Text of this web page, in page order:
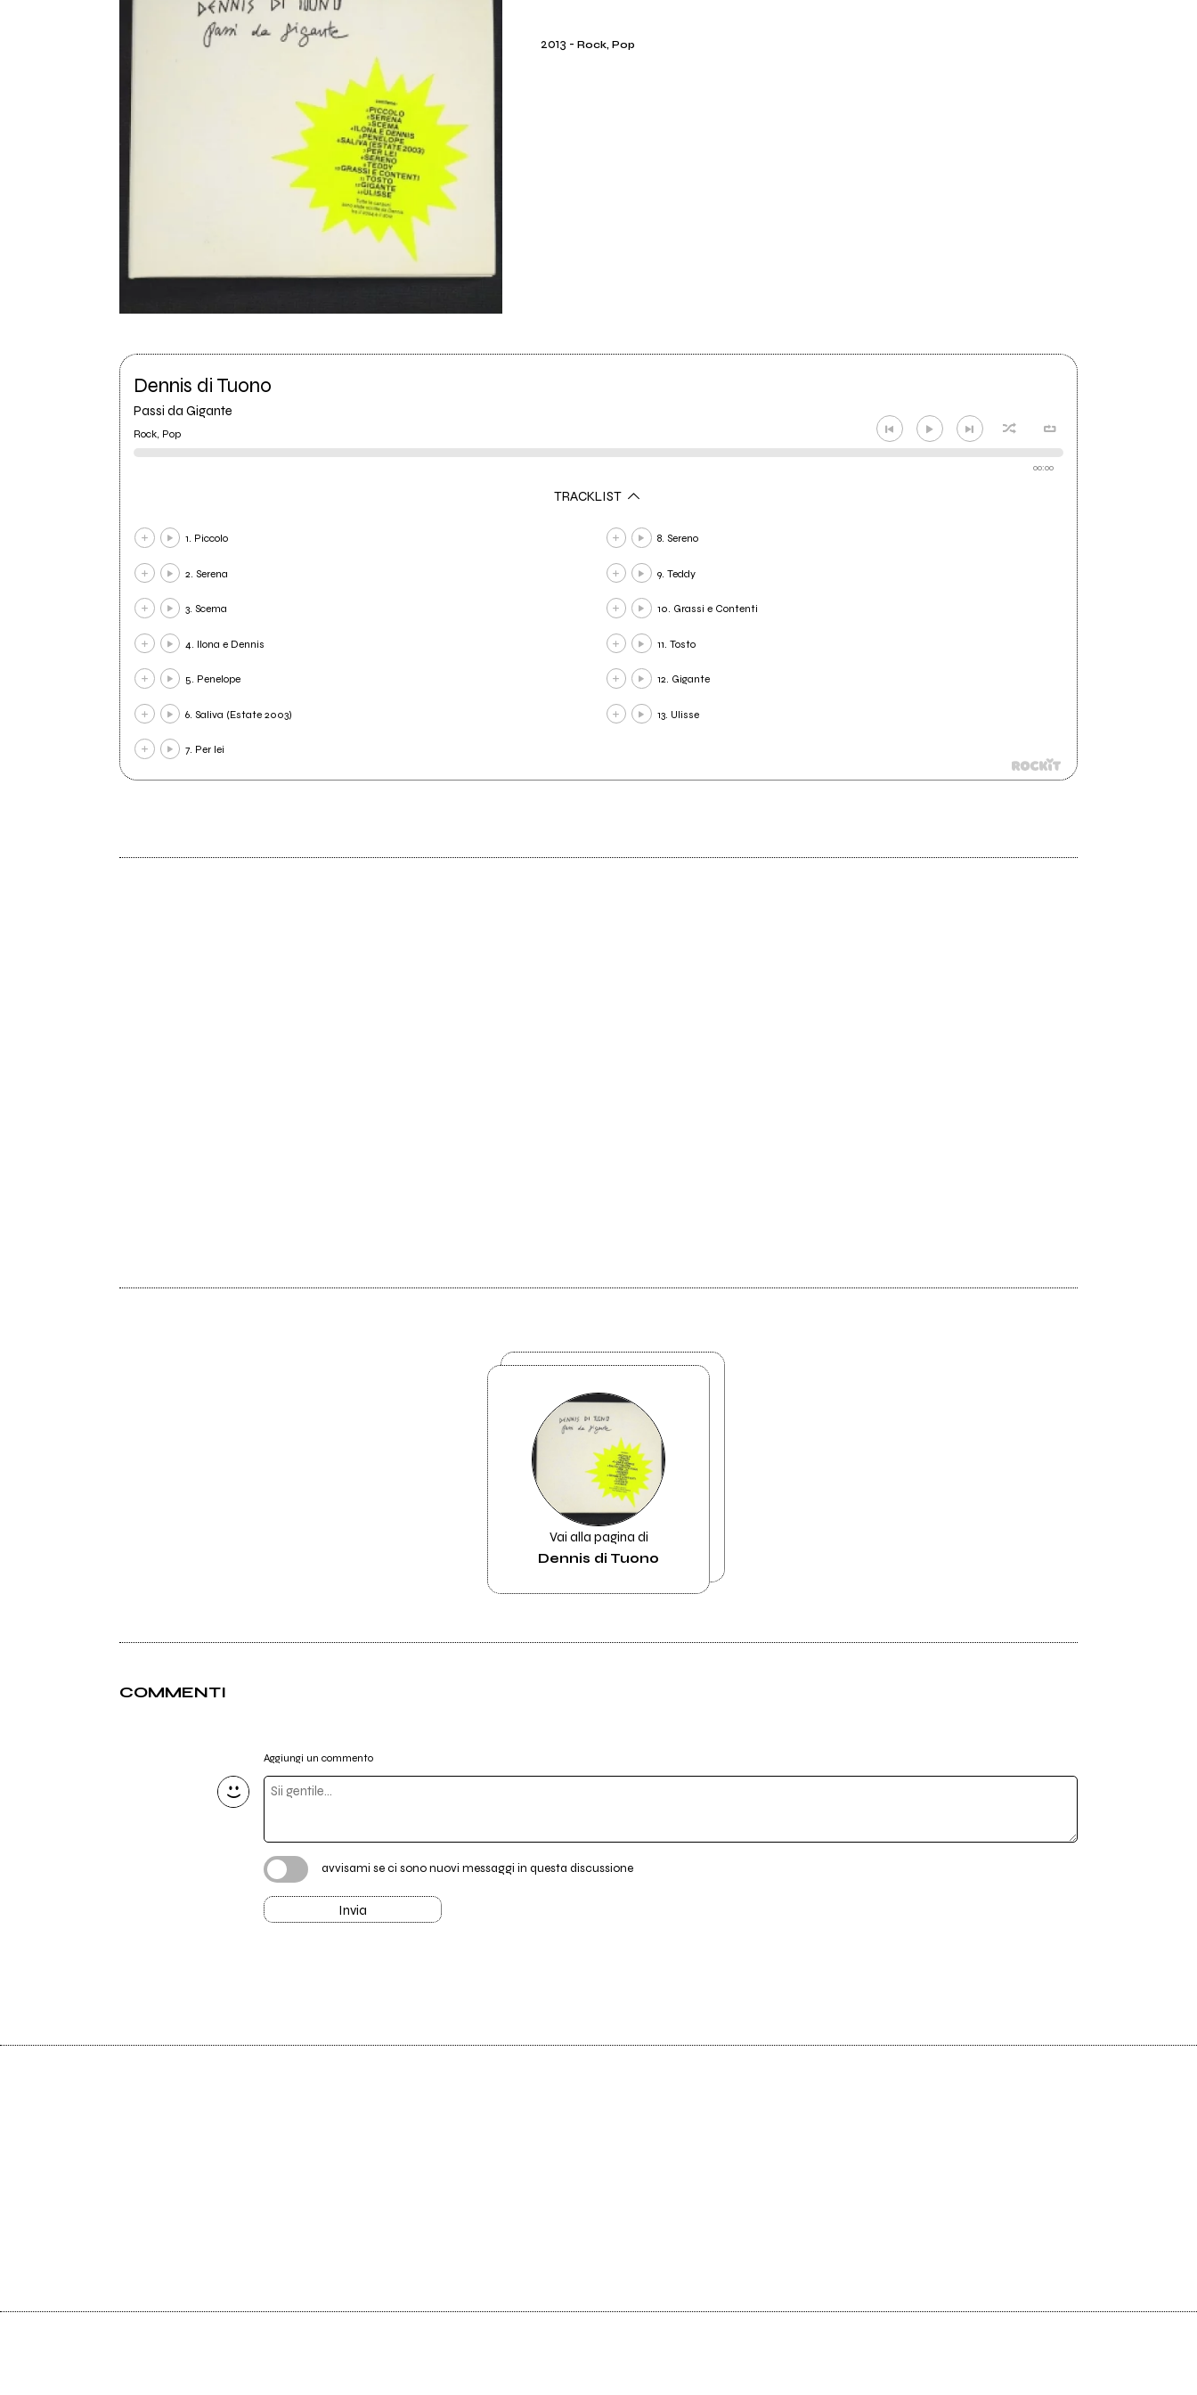
2013 -Rock, Pop
Dennis di Tuono
Passi da Gigante
Rock, Pop
00:00
TRACKLIST
1. Piccolo
2. Serena
3. Scema
4. Ilona e Dennis
5. Penelope
6. Saliva (Estate 2003)
7. Per lei
8. Sereno
9. Teddy
10. Grassi e Contenti
11. Tosto
12. Gigante
13. Ulisse
Vai alla pagina di
Dennis di Tuono
COMMENTI
Aggiungi un commento
avvisami se ci sono nuovi messaggi in questa discussione
Invia